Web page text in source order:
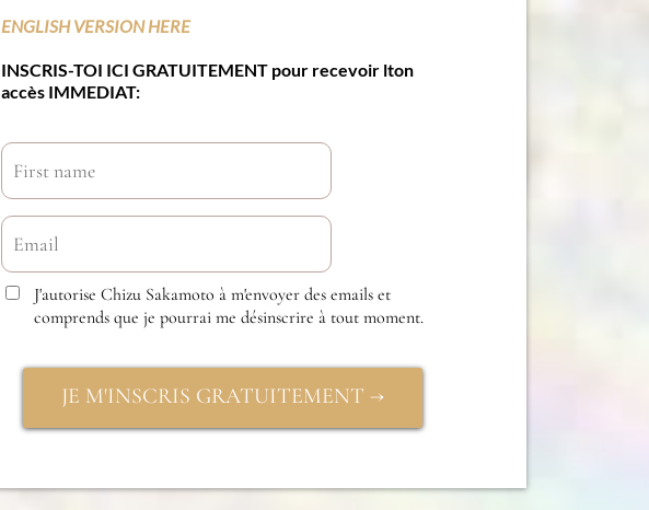
ENGLISH VERSION HERE
INSCRIS-TOI ICI GRATUITEMENT pour recevoir lton
accès IMMEDIAT:
J'autorise Chizu Sakamoto à m'envoyer des emails et
comprends que je pourrai me désinscrire à tout moment.
JE M'INSCRIS GRATUITEMENT →